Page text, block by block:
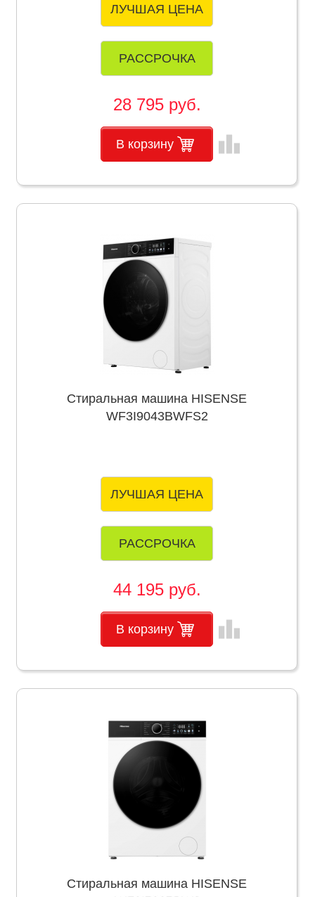
ЛУЧШАЯ ЦЕНА
РАССРОЧКА
28 795 руб.
В корзину leaderboard
Стиральная машина HISENSE
WF3I9043BWFS2
ЛУЧШАЯ ЦЕНА
РАССРОЧКА
44 195 руб.
В корзину leaderboard
Стиральная машина HISENSE